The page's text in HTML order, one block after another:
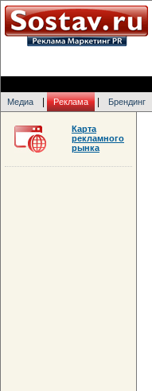
Медиа Реклама Брендинг
Карта
рекламного
рынка